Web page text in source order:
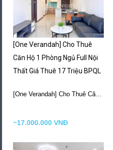
[One Verandah] Cho Thuê
Căn Hộ 1 Phòng Ngủ Full Nội
Thất Giá Thuê 17 Triệu BPQL
~17.000.000 VNĐ